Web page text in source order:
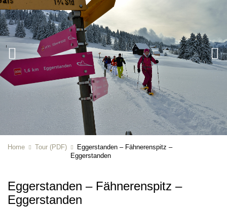
Home Tour (PDF)
Eggerstanden – Fähnerenspitz –
Eggerstanden
Eggerstanden – Fähnerenspitz –
Eggerstanden